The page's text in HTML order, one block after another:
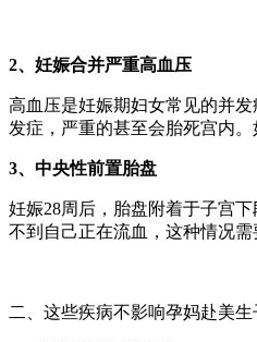
2、妊娠合并严重高血压
高血压是妊娠期妇女常见的并
发症，严重的甚至会胎死宫内
3、中央性前置胎盘
妊娠28周后，胎盘附着于子宫
不到自己正在流血，这种情况
二、这些疾病不影响孕妈赴美生